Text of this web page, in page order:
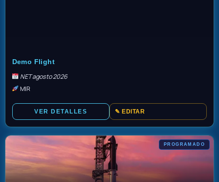
Demo Flight
NET agosto 2026
MIR
VER DETALLES ✎ EDITAR
PROGRAMADO